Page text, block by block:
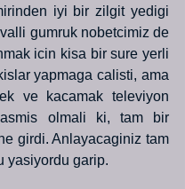
iyi bir zilgit yedigi
gumruk nobetcimiz de
icin kisa bir sure yerli
yapmaga calisti, ama
ve kacamak televiyon
olmali ki, tam bir
girdi. Anlayacaginiz tam
yasiyordu garip.